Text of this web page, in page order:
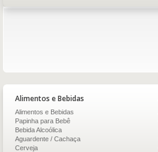
Alimentos e Bebidas
Alimentos e Bebidas
Papinha para Bebê
Bebida Alcoólica
Aguardente / Cachaça
Cerveja